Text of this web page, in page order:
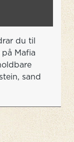
du til
Mafia
sand